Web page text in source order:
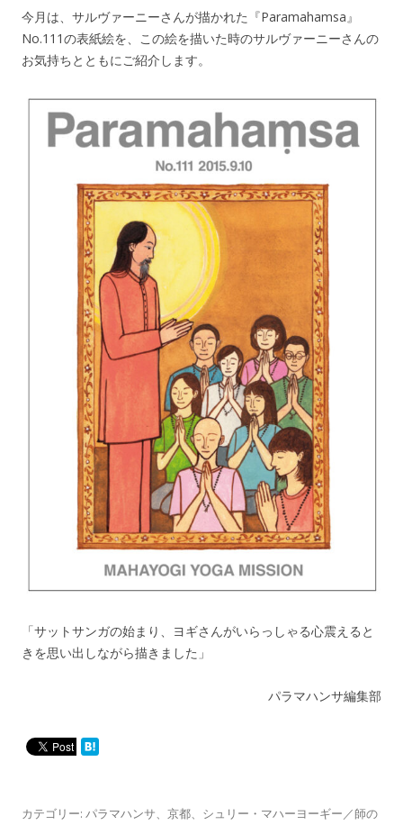
今月は、サルヴァーニーさんが描かれた『Paramahamsa』
No.111の表紙絵を、この絵を描いた時のサルヴァーニーさんの
お気持ちとともにご紹介します。
「サットサンガの始まり、ヨギさんがいらっしゃる心震えると
きを思い出しながら描きました」
パラマハンサ編集部
カテゴリー: パラマハンサ 京都
シュリー・マハーヨーギー／師の